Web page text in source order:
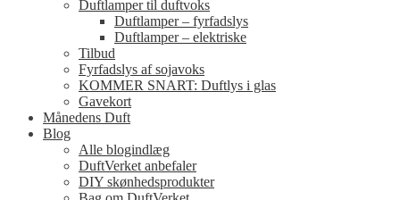
Duftlamper til duftvoks
Duftlamper – fyrfadslys
Duftlamper – elektriske
Tilbud
Fyrfadslys af sojavoks
KOMMER SNART: Duftlys i glas
Gavekort
Månedens Duft
Blog
Alle blogindlæg
DuftVerket anbefaler
DIY skønhedsprodukter